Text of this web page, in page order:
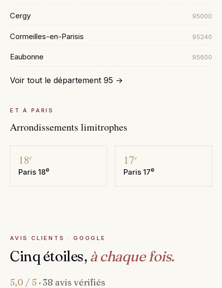
Cergy 95000
Cormeilles-en-Parisis 95240
Eaubonne 95600
Voir tout le département 95 →
ET À PARIS
Arrondissements limitrophes
18e
Paris 18e
17e
Paris 17e
AVIS CLIENTS · GOOGLE
Cinq étoiles, à chaque fois.
5,0 / 5 · 38 avis vérifiés